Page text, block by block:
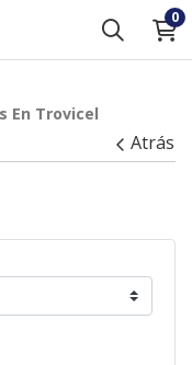
0
En Trovicel
Atrás